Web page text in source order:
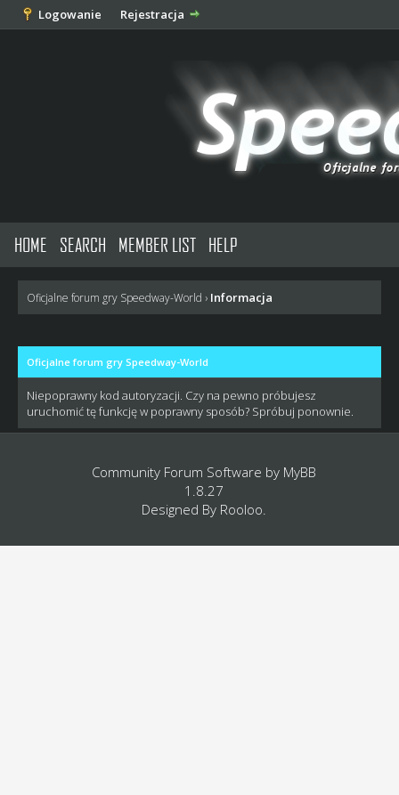
Logowanie Rejestracja
HOME SEARCH MEMBER LIST HELP
Oficjalne forum gry Speedway-World › Informacja
Oficjalne forum gry Speedway-World
Niepoprawny kod autoryzacji. Czy na pewno próbujesz
uruchomić tę funkcję w poprawny sposób? Spróbuj ponownie.
Community Forum Software by MyBB
1.8.27
Designed By Rooloo.